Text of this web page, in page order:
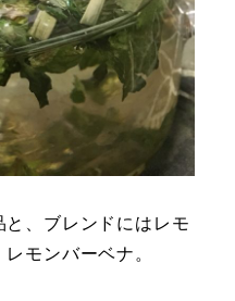
、ブレンドにはレモ
モンバーベナ。